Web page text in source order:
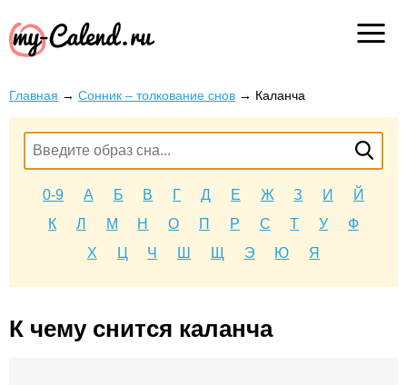
Главная → Сонник – толкование снов → Каланча
0-9 А Б В Г Д Е Ж З И
Й
К
Л М Н О П Р С Т У
Ф
Х
Ц Ч Ш Щ Э Ю Я
К чему снится каланча